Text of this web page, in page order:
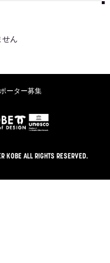
せん
ーター募集
KOBE ALL RIGHTS RESERVED.